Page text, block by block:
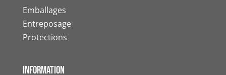
Emballages
Entreposage
Protections
information